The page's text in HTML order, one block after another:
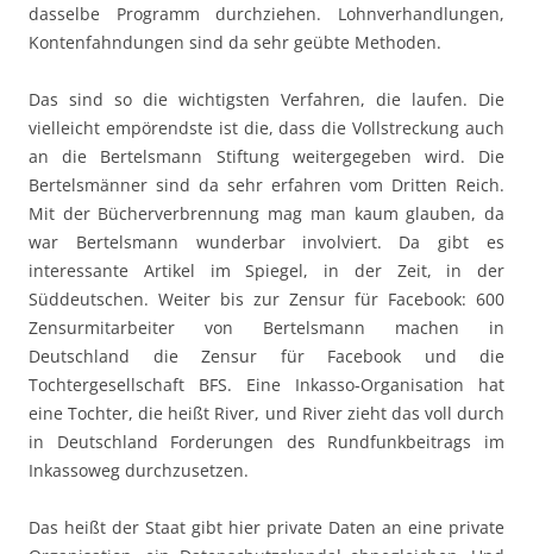
dasselbe Programm durchziehen. Lohnverhandlungen,
Kontenfahndungen sind da sehr geübte Methoden.
Das sind so die wichtigsten Verfahren, die laufen. Die
vielleicht empörendste ist die, dass die Vollstreckung auch
an die Bertelsmann Stiftung weitergegeben wird. Die
Bertelsmänner sind da sehr erfahren vom Dritten Reich.
Mit der Bücherverbrennung mag man kaum glauben, da
war Bertelsmann wunderbar involviert. Da gibt es
interessante Artikel im Spiegel, in der Zeit, in der
Süddeutschen. Weiter bis zur Zensur für Facebook: 600
Zensurmitarbeiter von Bertelsmann machen in
Deutschland die Zensur für Facebook und die
Tochtergesellschaft BFS. Eine Inkasso-Organisation hat
eine Tochter, die heißt River, und River zieht das voll durch
in Deutschland Forderungen des Rundfunkbeitrags im
Inkassoweg durchzusetzen.
Das heißt der Staat gibt hier private Daten an eine private